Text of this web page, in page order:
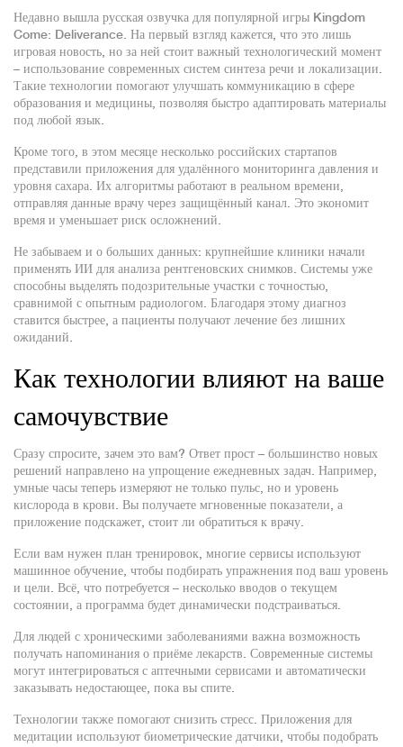
Недавно вышла русская озвучка для популярной игры Kingdom
Come: Deliverance. На первый взгляд кажется, что это лишь
игровая новость, но за ней стоит важный технологический момент
– использование современных систем синтеза речи и локализации.
Такие технологии помогают улучшать коммуникацию в сфере
образования и медицины, позволяя быстро адаптировать материалы
под любой язык.
Кроме того, в этом месяце несколько российских стартапов
представили приложения для удалённого мониторинга давления и
уровня сахара. Их алгоритмы работают в реальном времени,
отправляя данные врачу через защищённый канал. Это экономит
время и уменьшает риск осложнений.
Не забываем и о больших данных: крупнейшие клиники начали
применять ИИ для анализа рентгеновских снимков. Системы уже
способны выделять подозрительные участки с точностью,
сравнимой с опытным радиологом. Благодаря этому диагноз
ставится быстрее, а пациенты получают лечение без лишних
ожиданий.
Как технологии влияют на ваше
самочувствие
Сразу спросите, зачем это вам? Ответ прост – большинство новых
решений направлено на упрощение ежедневных задач. Например,
умные часы теперь измеряют не только пульс, но и уровень
кислорода в крови. Вы получаете мгновенные показатели, а
приложение подскажет, стоит ли обратиться к врачу.
Если вам нужен план тренировок, многие сервисы используют
машинное обучение, чтобы подбирать упражнения под ваш уровень
и цели. Всё, что потребуется – несколько вводов о текущем
состоянии, а программа будет динамически подстраиваться.
Для людей с хроническими заболеваниями важна возможность
получать напоминания о приёме лекарств. Современные системы
могут интегрироваться с аптечными сервисами и автоматически
заказывать недостающее, пока вы спите.
Технологии также помогают снизить стресс. Приложения для
медитации используют биометрические датчики, чтобы подобрать